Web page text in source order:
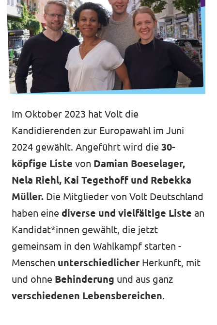
Im Oktober 2023 hat Volt die
Kandidierenden zur Europawahl im Juni
2024 gewählt. Angeführt wird die 30-
köpfige Liste von Damian Boeselager,
Nela Riehl, Kai Tegethoff und Rebekka
Müller. Die Mitglieder von Volt Deutschland
haben eine diverse und vielfältige Liste an
Kandidat*innen gewählt, die jetzt
gemeinsam in den Wahlkampf starten -
Menschen unterschiedlicherHerkunft, mit
und ohne Behinderung und aus ganz
verschiedenen Lebensbereichen.